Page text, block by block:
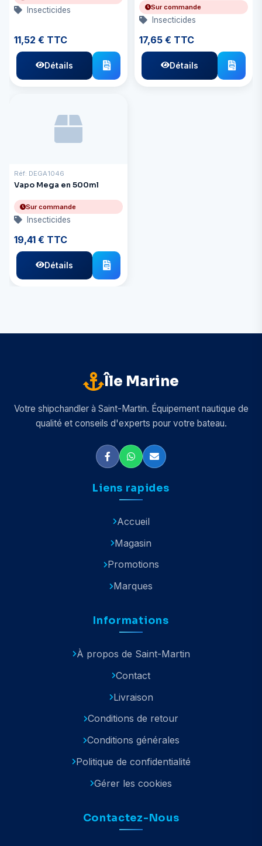
Insecticides
11,52 € TTC
Détails
Sur commande
Insecticides
17,65 € TTC
Détails
Réf: DEGA1046
Vapo Mega en 500ml
Sur commande
Insecticides
19,41 € TTC
Détails
Île Marine
Votre shipchandler à Saint-Martin. Équipement nautique de
qualité et conseils d'experts pour votre bateau.
Liens rapides
Accueil
Magasin
Promotions
Marques
Informations
À propos de Saint-Martin
Contact
Livraison
Conditions de retour
Conditions générales
Politique de confidentialité
Gérer les cookies
Contactez-Nous